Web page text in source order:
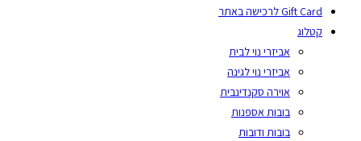
Gift Card לרכישה באתר
קטלוג
אביזרי נוי לבית
אביזרי נוי לגינה
אוירה סקנדינבית
בובות אספנות
בובות ודובות